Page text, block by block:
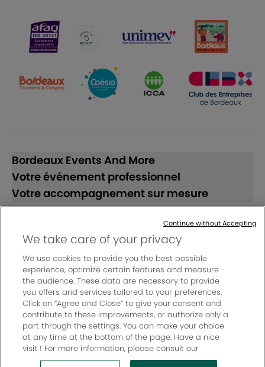
Bordeaux Events And More
Votre événement professionnel
Votre accompagnement sur mesure
BEAM LinkedInBEAM Instagram
BEAM YouTube
© Bordeaux Events And More | Rue Jean Samazeuilh - CS
20088 - 33070 Bordeaux cedex - France
Mentions légales|
Charte de protection des données personnelles
We take care of your privacy
We use cookies to provide you the best possible
experience, optimize certain features and measure
the audience. These data are necessary to provide
you offers and services tailored to your preferences.
Click on “Agree and Close” to give your consent and
contribute to these improvements, or authorize only a
part through the settings. You can make your choice
at any time at the bottom of the page. Have a nice
visit ! For more information, please consult our
Continue without Accepting